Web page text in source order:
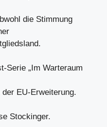
die Stimmung
Serie „Im Warteraum
EU-Erweiterung.
Stockinger.